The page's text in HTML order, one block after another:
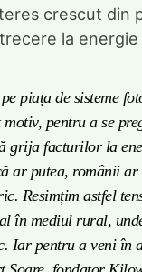
crescut din
la energie
piața de sisteme
pentru a se
facturilor la
ar putea, românii
Resimțim astfel
în mediul rural,
Iar pentru a veni